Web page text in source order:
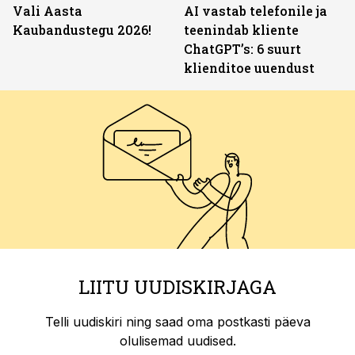
Vali Aasta
Kaubandustegu 2026!
AI vastab telefonile ja
teenindab kliente
ChatGPT’s: 6 suurt
klienditoe uuendust
LIITU UUDISKIRJAGA
Telli uudiskiri ning saad oma postkasti päeva
olulisemad uudised.